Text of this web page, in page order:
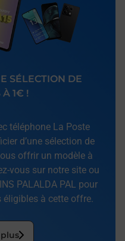
SÉLECTION DE
À 1€ !
téléphone La Poste
d’une sélection de
offrir un modèle à
vous sur notre site ou
PALALDA PAL pour
à cette offre.